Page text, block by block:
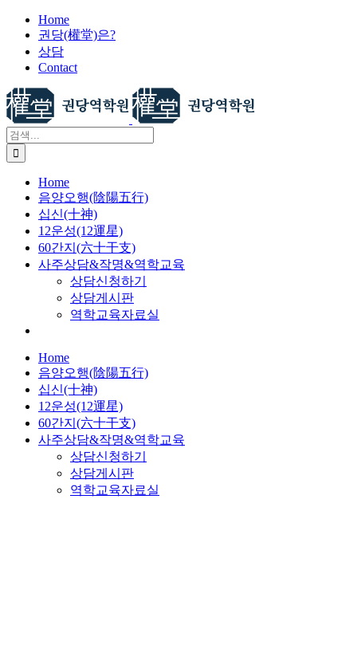
건
너
뛰
기
Home
권당(權堂)은?
상담
Contact
검
색:
Home
음양오행(陰陽五行)
십신(十神)
12운성(12運星)
60간지(六十干支)
사주상담&작명&역학교육
상담신청하기
상담게시판
역학교육자료실
Home
음양오행(陰陽五行)
십신(十神)
12운성(12運星)
60간지(六十干支)
사주상담&작명&역학교육
상담신청하기
상담게시판
역학교육자료실